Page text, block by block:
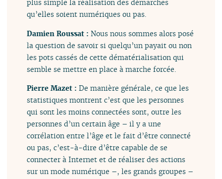
plus simple la réalisation des démarches
qu’elles soient numériques ou pas.
Damien Roussat :Nous nous sommes alors posé
la question de savoir si quelqu’un payait ou non
les pots cassés de cette dématérialisation qui
semble se mettre en place à marche forcée.
Pierre Mazet :De manière générale, ce que les
statistiques montrent c’est que les personnes
qui sont les moins connectées sont, outre les
personnes d’un certain âge – il y a une
corrélation entre l’âge et le fait d’être connecté
ou pas, c’est-à-dire d’être capable de se
connecter à Internet et de réaliser des actions
sur un mode numérique –, les grands groupes –